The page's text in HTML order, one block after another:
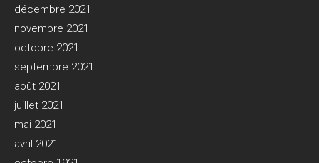
décembre 2021
novembre 2021
octobre 2021
septembre 2021
août 2021
juillet 2021
mai 2021
avril 2021